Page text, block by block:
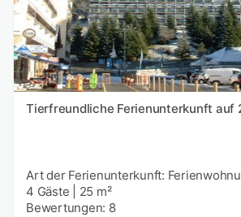
Tierfreundliche Ferienunterkunft auf
Art der Ferienunterkunft:
4 Gäste
25 m²
Bewertungen: 8